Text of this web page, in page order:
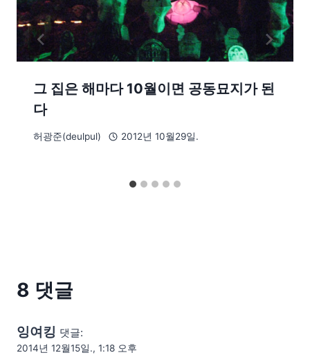
그 집은 해마다 10월이면 공동묘지가 된
다
허광준(deulpul) 2012년 10월29일.
8 댓글
잉여킹 댓글:
2014년 12월15일., 1:18 오후